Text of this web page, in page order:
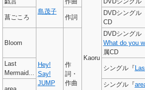
島茂子
Kaoru
菖ごころ 作詞
DVDシングル
CD
Bloom
Hey!
Say!
JUMP
作
詞・
作曲
DVDシングル
What do you
属CD
Last
Mermaid...
シングル『
シングル『